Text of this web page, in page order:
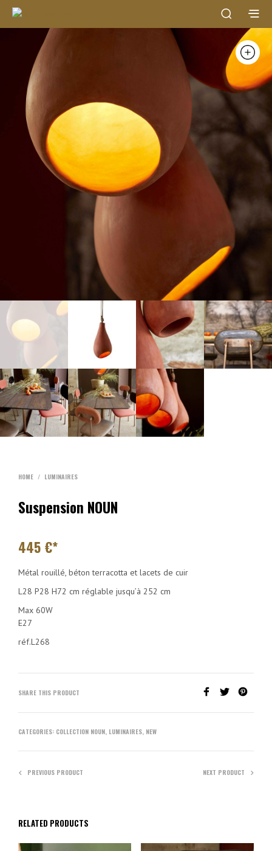
HOME / LUMINAIRES
Suspension NOUN
445 €*
Métal rouillé, béton terracotta et lacets de cuir
L28 P28 H72 cm réglable jusqu’à 252 cm
Max 60W
E27
réf.L268
SHARE THIS PRODUCT
CATEGORIES: COLLECTION NOUN, LUMINAIRES, NEW
PREVIOUS PRODUCT NEXT PRODUCT
RELATED PRODUCTS